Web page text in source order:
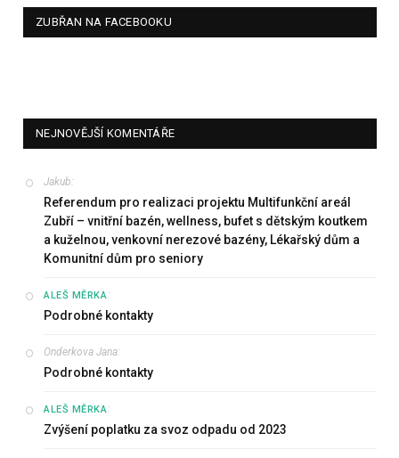
ZUBŘAN NA FACEBOOKU
NEJNOVĚJŠÍ KOMENTÁŘE
Jakub:
Referendum pro realizaci projektu Multifunkční areál
Zubří – vnitřní bazén, wellness, bufet s dětským koutkem
a kuželnou, venkovní nerezové bazény, Lékařský dům a
Komunitní dům pro seniory
ALEŠ MĚRKA:
Podrobné kontakty
Onderkova Jana:
Podrobné kontakty
ALEŠ MĚRKA:
Zvýšení poplatku za svoz odpadu od 2023